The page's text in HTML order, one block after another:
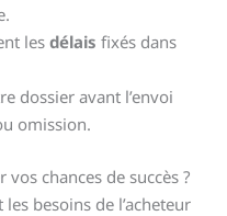
lesdélais fixés dans
dossier avant l’envoi
omission.
chances de succès ?
besoins de l’acheteur